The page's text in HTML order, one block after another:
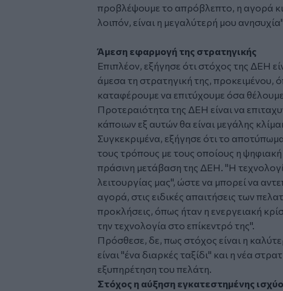
προβλέψουμε το απρόβλεπτο, η αγορά
λοιπόν, είναι η μεγαλύτερή μου
Άμεση εφαρμογή της στρατηγικής
Επιπλέον, εξήγησε ότι στόχος της ΔΕΗ
άμεσα τη στρατηγική της, προκειμένου,
καταφέρουμε να επιτύχουμε όσα
Προτεραιότητα της ΔΕΗ είναι να
κάποιων εξ αυτών θα είναι μεγάλης
Συγκεκριμένα, εξήγησε ότι το
τους τρόπους με τους οποίους η ψηφιακή
πράσινη μετάβαση της ΔΕΗ. "Η
λειτουργίας μας", ώστε να μπορεί να
αγορά, στις ειδικές απαιτήσεις των
προκλήσεις, όπως ήταν η ενεργειακή
την τεχνολογία στο επίκεντρό της".
Πρόσθεσε, δε, πως στόχος είναι η
είναι "ένα διαρκές ταξίδι" και η νέα
εξυπηρέτηση του πελάτη.
Στόχος η αύξηση εγκατεστημένης